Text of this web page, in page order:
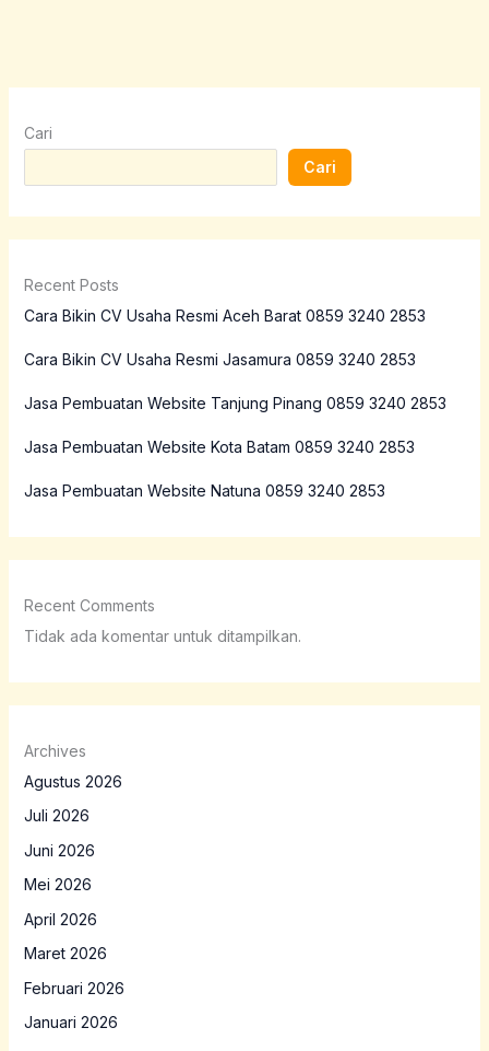
Cari
Cari
Recent Posts
Cara Bikin CV Usaha Resmi Aceh Barat 0859 3240 2853
Cara Bikin CV Usaha Resmi Jasamura 0859 3240 2853
Jasa Pembuatan Website Tanjung Pinang 0859 3240 2853
Jasa Pembuatan Website Kota Batam 0859 3240 2853
Jasa Pembuatan Website Natuna 0859 3240 2853
Recent Comments
Tidak ada komentar untuk ditampilkan.
Archives
Agustus 2026
Juli 2026
Juni 2026
Mei 2026
April 2026
Maret 2026
Februari 2026
Januari 2026